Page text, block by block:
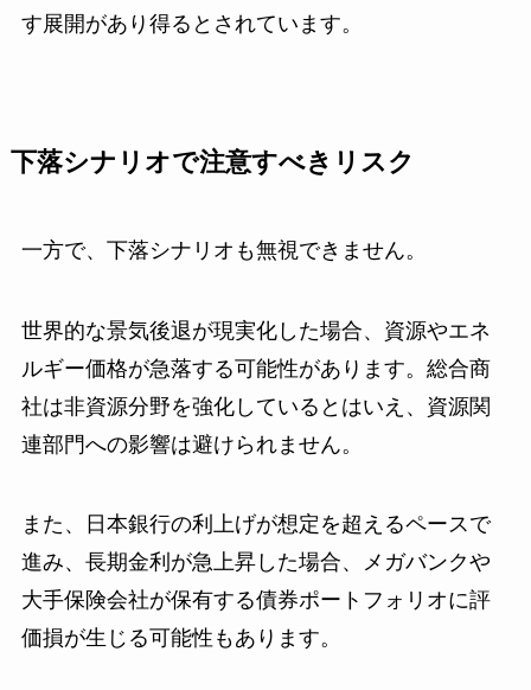
す展開があり得るとされています。
下落シナリオで注意すべきリスク
一方で、下落シナリオも無視できません。
世界的な景気後退が現実化した場合、資源やエネ
ルギー価格が急落する可能性があります。総合商
社は非資源分野を強化しているとはいえ、資源関
連部門への影響は避けられません。
また、日本銀行の利上げが想定を超えるペースで
進み、長期金利が急上昇した場合、メガバンクや
大手保険会社が保有する債券ポートフォリオに評
価損が生じる可能性もあります。